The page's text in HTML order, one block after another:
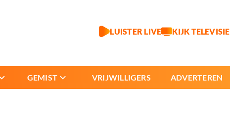
LUISTER LIVE KIJK TELEVISIE
GEMIST VRIJWILLIGERS ADVERTEREN